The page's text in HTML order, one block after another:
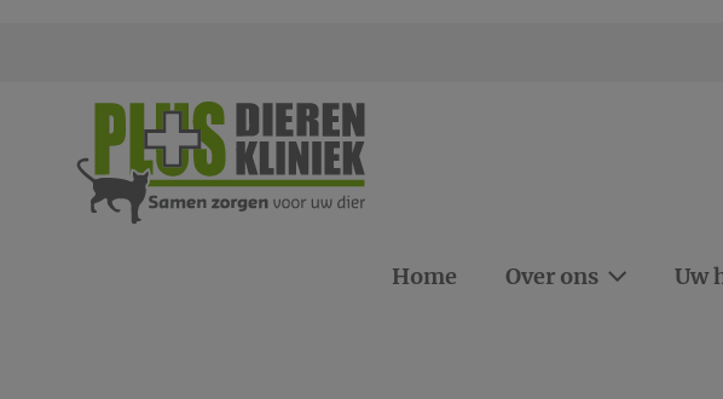
Homepage Plus Dierenklinieken
Home Over ons Uw